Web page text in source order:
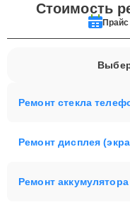
Стоимость
Ремонт стекла
Ремонт дисплея
Ремонт